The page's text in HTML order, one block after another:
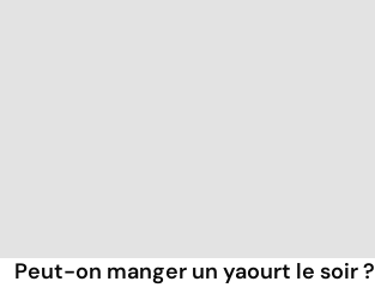
Peut-on manger un yaourt le soir ?